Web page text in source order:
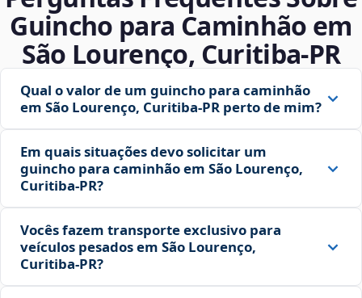
Guincho para Caminhão em
São Lourenço, Curitiba‑PR
Qual o valor de um guincho para caminhão
em São Lourenço, Curitiba‑PR perto de mim?
Em quais situações devo solicitar um
guincho para caminhão em São Lourenço,
Curitiba‑PR?
Vocês fazem transporte exclusivo para
veículos pesados em São Lourenço,
Curitiba‑PR?